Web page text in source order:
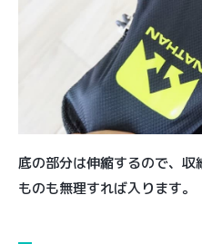
底の部分は伸縮するので、
ものも無理すれば入ります。